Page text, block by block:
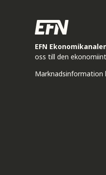
EFN
oss till den
Marknadsinformation